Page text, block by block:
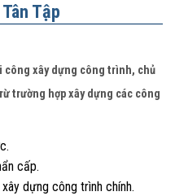
Tập
công xây dựng công trình, chủ
trường hợp xây dựng các công
cấp.
dựng công trình chính.